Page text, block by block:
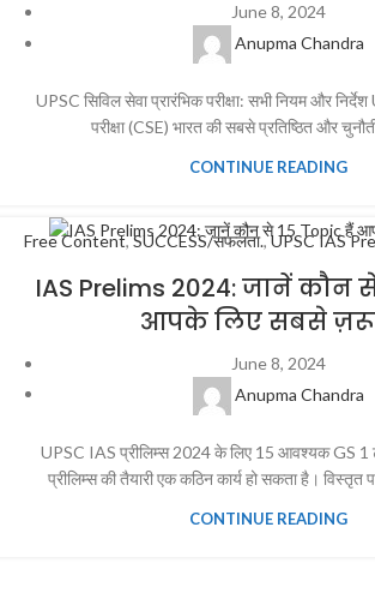
June 8, 2024
Anupma Chandra
UPSC सिविल सेवा प्रारंभिक परीक्षा: सभी नियम और
परीक्षा (CSE) भारत की सबसे प्रतिष्ठित और
CONTINUE READING
Free Content,SUCCESS/सफलता.,UPSC IAS
IAS Prelims 2024: जानें कौन
आपके लिए सबसे
June 8, 2024
Anupma Chandra
UPSC IAS प्रीलिम्स 2024 के लिए 15 आवश्यक GS 1
प्रीलिम्स की तैयारी एक कठिन कार्य हो सकता है।
CONTINUE READING